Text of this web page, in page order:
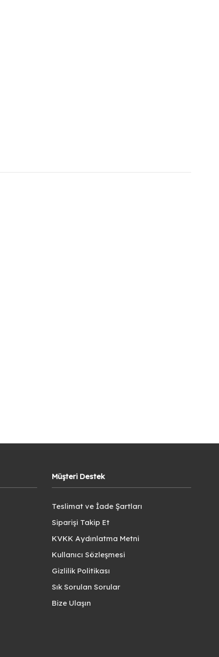
Müşteri Destek
Teslimat ve İade Şartları
Siparişi Takip Et
KVKK Aydınlatma Metni
Kullanıcı Sözleşmesi
Gizlilik Politikası
Sık Sorulan Sorular
Bize Ulaşın